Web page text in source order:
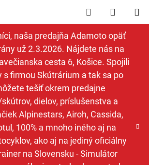
naša predajňa Adamoto opäť
už 2.3.2026. Nájdete nás na
cesta 6, Košice. Spojili
s firmou Skútrárium a tak sa po
tešiť okrem predajne
dielov, príslušenstva a
Alpinestars, Airoh, Cassida,
100% a mnoho iného aj na
ako aj na jediný oficiálny
na Slovensku - Simulátor
Hľadať
KOŠÍK